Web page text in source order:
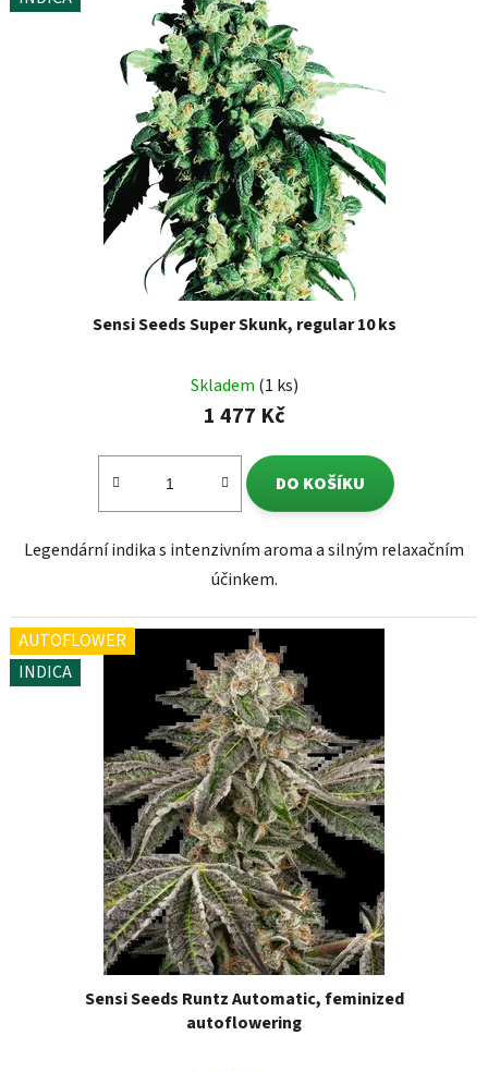
Sensi Seeds Super Skunk, regular 10 ks
Skladem (1 ks)
1 477 Kč
DO KOŠÍKU
Legendární indika s intenzivním aroma a silným relaxačním
účinkem.
AUTOFLOWER
INDICA
Sensi Seeds Runtz Automatic, feminized
autoflowering